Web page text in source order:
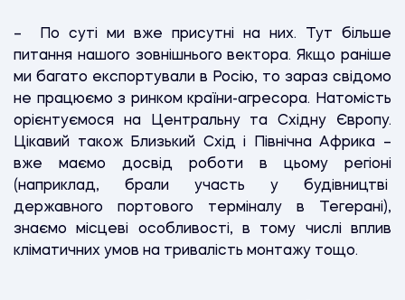
– По суті ми вже присутні на них. Тут більше
питання нашого зовнішнього вектора. Якщо раніше
ми багато експортували в Росію, то зараз свідомо
не працюємо з ринком країни-агресора. Натомість
орієнтуємося на Центральну та Східну Європу.
Цікавий також Близький Схід і Північна Африка –
вже маємо досвід роботи в цьому регіоні
(наприклад, брали участь у будівництві
державного портового терміналу в Тегерані),
знаємо місцеві особливості, в тому числі вплив
кліматичних умов на тривалість монтажу тощо.